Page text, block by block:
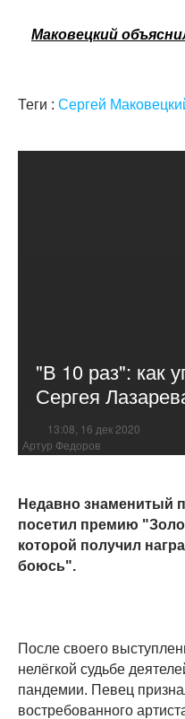
Маковецкий
Теги : Сергей
"В 10 раз": как
Сергея
13:08, 16 дек 2020
Артур Федоров
Недавно знаменитый
посетил премию
которой получил
боюсь".
После своего
нелёгкой судьбе
пандемии. Певец
востребованного